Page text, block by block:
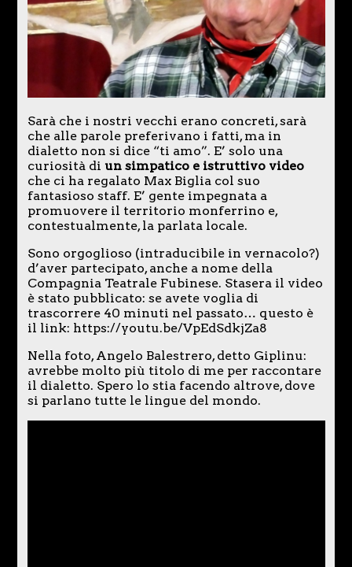
Sarà che i nostri vecchi erano concreti, sarà
che alle parole preferivano i fatti, ma in
dialetto non si dice “ti amo”. E’ solo una
curiosità di un simpatico e istruttivo video
che ci ha regalato Max Biglia col suo
fantasioso staff. E’ gente impegnata a
promuovere il territorio monferrino e,
contestualmente, la parlata locale.
Sono orgoglioso (intraducibile in vernacolo?)
d’aver partecipato, anche a nome della
Compagnia Teatrale Fubinese. Stasera il video
è stato pubblicato: se avete voglia di
trascorrere 40 minuti nel passato… questo è
il link: https://youtu.be/VpEdSdkjZa8
Nella foto, Angelo Balestrero, detto Giplinu:
avrebbe molto più titolo di me per raccontare
il dialetto. Spero lo stia facendo altrove, dove
si parlano tutte le lingue del mondo.